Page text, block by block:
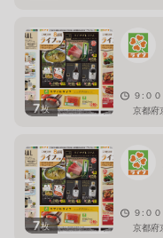
7枚
９:０
京都府
7枚
９:０
京都府